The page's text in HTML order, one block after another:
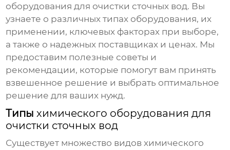
оборудования для очистки сточных вод. Вы
узнаете о различных типах оборудования, их
применении, ключевых факторах при выборе,
а также о надежных поставщиках и ценах. Мы
предоставим полезные советы и
рекомендации, которые помогут вам принять
взвешенное решение и выбрать оптимальное
решение для ваших нужд.
Типыхимического оборудования для
очистки сточных вод
Существует множество видовхимического